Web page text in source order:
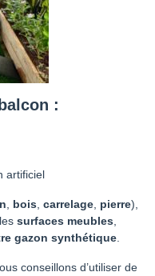
:
artificiel
bois carrelage pierre),
surfaces meubles
gazon synthétique
conseillons d’utiliser de